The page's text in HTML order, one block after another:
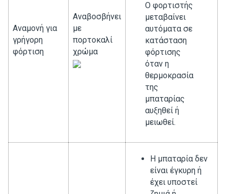
Αναμονή για
γρήγορη
φόρτιση
Αναβοσβήνει
με
πορτοκαλί
χρώμα
Ο φορτιστής
μεταβαίνει
αυτόματα σε
κατάσταση
φόρτισης
όταν η
θερμοκρασία
της
μπαταρίας
αυξηθεί ή
μειωθεί.
Η μπαταρία δεν
είναι έγκυρη ή
έχει υποστεί